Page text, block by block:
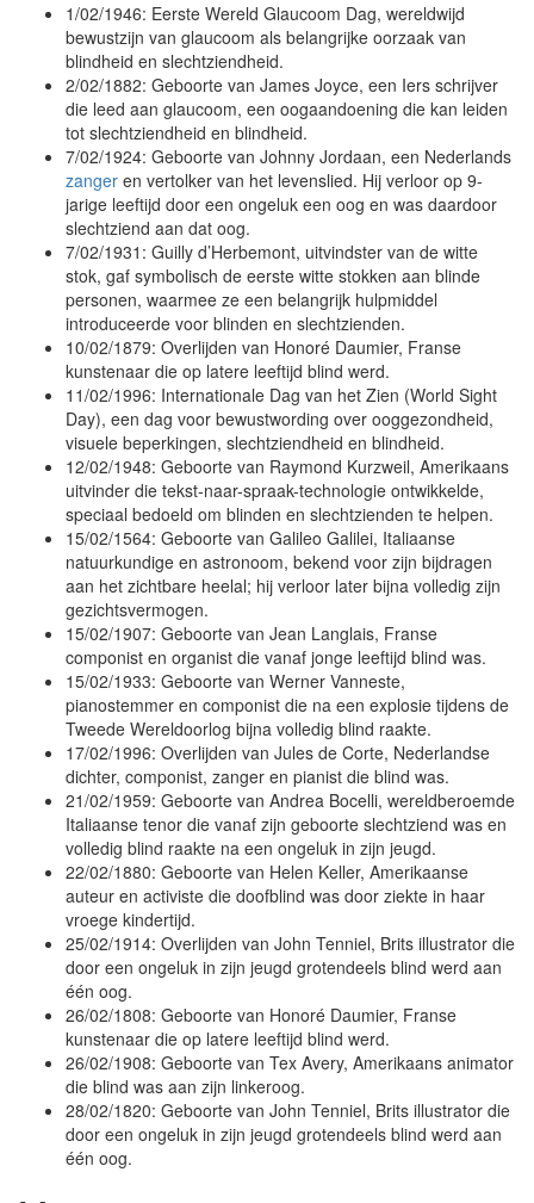
1/02/1946: Eerste Wereld Glaucoom Dag, wereldwijd
bewustzijn van glaucoom als belangrijke oorzaak van
blindheid en slechtziendheid.
2/02/1882: Geboorte van James Joyce, een Iers schrijver
die leed aan glaucoom, een oogaandoening die kan leiden
tot slechtziendheid en blindheid.
7/02/1924: Geboorte van Johnny Jordaan, een Nederlands
zanger en vertolker van het levenslied. Hij verloor op 9-
jarige leeftijd door een ongeluk een oog en was daardoor
slechtziend aan dat oog.
7/02/1931: Guilly d’Herbemont, uitvindster van de witte
stok, gaf symbolisch de eerste witte stokken aan blinde
personen, waarmee ze een belangrijk hulpmiddel
introduceerde voor blinden en slechtzienden.
10/02/1879: Overlijden van Honoré Daumier, Franse
kunstenaar die op latere leeftijd blind werd.
11/02/1996: Internationale Dag van het Zien (World Sight
Day), een dag voor bewustwording over ooggezondheid,
visuele beperkingen, slechtziendheid en blindheid.
12/02/1948: Geboorte van Raymond Kurzweil, Amerikaans
uitvinder die tekst-naar-spraak-technologie ontwikkelde,
speciaal bedoeld om blinden en slechtzienden te helpen.
15/02/1564: Geboorte van Galileo Galilei, Italiaanse
natuurkundige en astronoom, bekend voor zijn bijdragen
aan het zichtbare heelal; hij verloor later bijna volledig zijn
gezichtsvermogen.
15/02/1907: Geboorte van Jean Langlais, Franse
componist en organist die vanaf jonge leeftijd blind was.
15/02/1933: Geboorte van Werner Vanneste,
pianostemmer en componist die na een explosie tijdens de
Tweede Wereldoorlog bijna volledig blind raakte.
17/02/1996: Overlijden van Jules de Corte, Nederlandse
dichter, componist, zanger en pianist die blind was.
21/02/1959: Geboorte van Andrea Bocelli, wereldberoemde
Italiaanse tenor die vanaf zijn geboorte slechtziend was en
volledig blind raakte na een ongeluk in zijn jeugd.
22/02/1880: Geboorte van Helen Keller, Amerikaanse
auteur en activiste die doofblind was door ziekte in haar
vroege kindertijd.
25/02/1914: Overlijden van John Tenniel, Brits illustrator die
door een ongeluk in zijn jeugd grotendeels blind werd aan
één oog.
26/02/1808: Geboorte van Honoré Daumier, Franse
kunstenaar die op latere leeftijd blind werd.
26/02/1908: Geboorte van Tex Avery, Amerikaans animator
die blind was aan zijn linkeroog.
28/02/1820: Geboorte van John Tenniel, Brits illustrator die
door een ongeluk in zijn jeugd grotendeels blind werd aan
één oog.